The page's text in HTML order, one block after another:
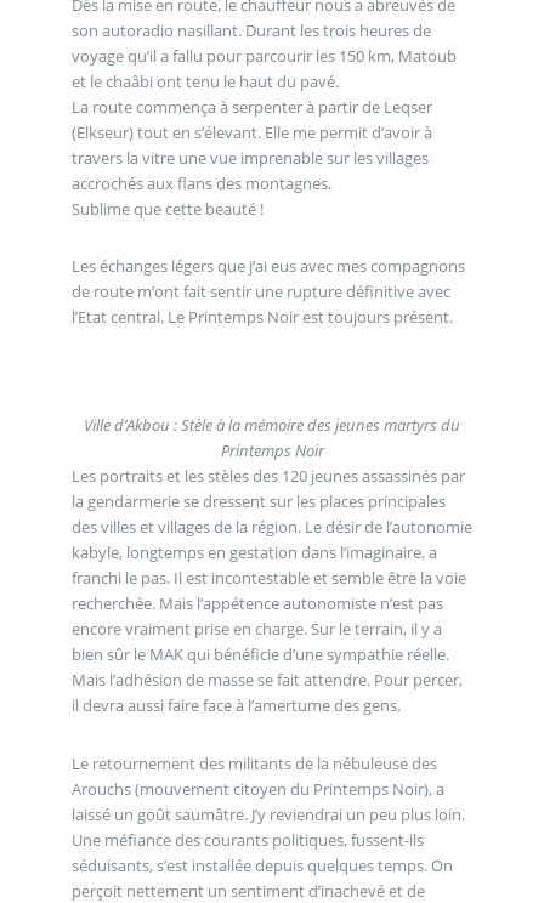
Dès la mise en route, le chauffeur nous a abreuvés de
son autoradio nasillant. Durant les trois heures de
voyage qu’il a fallu pour parcourir les 150 km, Matoub
et le chaâbi ont tenu le haut du pavé.
La route commença à serpenter à partir de Leqser
(Elkseur) tout en s’élevant. Elle me permit d’avoir à
travers la vitre une vue imprenable sur les villages
accrochés aux flans des montagnes.
Sublime que cette beauté !
Les échanges légers que j’ai eus avec mes compagnons
de route m’ont fait sentir une rupture définitive avec
l’Etat central. Le Printemps Noir est toujours présent.
Ville d’Akbou : Stèle à la mémoire des jeunes martyrs du
Printemps Noir
Les portraits et les stèles des 120 jeunes assassinés par
la gendarmerie se dressent sur les places principales
des villes et villages de la région. Le désir de l’autonomie
kabyle, longtemps en gestation dans l’imaginaire, a
franchi le pas. Il est incontestable et semble être la voie
recherchée. Mais l’appétence autonomiste n’est pas
encore vraiment prise en charge. Sur le terrain, il y a
bien sûr le MAK qui bénéficie d’une sympathie réelle.
Mais l’adhésion de masse se fait attendre. Pour percer,
il devra aussi faire face à l’amertume des gens.
Le retournement des militants de la nébuleuse des
Arouchs (mouvement citoyen du Printemps Noir), a
laissé un goût saumâtre. J’y reviendrai un peu plus loin.
Une méfiance des courants politiques, fussent-ils
séduisants, s’est installée depuis quelques temps. On
perçoit nettement un sentiment d’inachevé et de